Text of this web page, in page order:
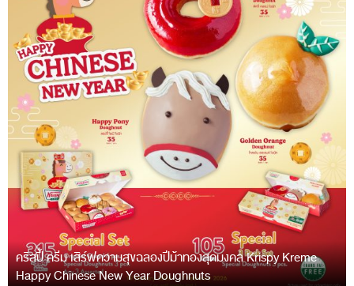
คริสปี้ ครีม เสิร์ฟความสุขฉลองปีม้าทองสุดมงคล Krispy Kreme
Happy Chinese New Year Doughnuts